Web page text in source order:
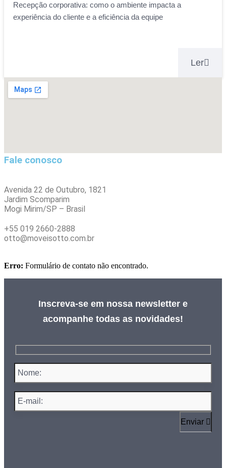
Recepção corporativa: como o ambiente impacta a
experiência do cliente e a eficiência da equipe
Ler
Fale conosco
Avenida 22 de Outubro, 1821
Jardim Scomparim
Mogi Mirim/SP – Brasil
+55 019 2660-2888
otto@moveisotto.com.br
Erro: Formulário de contato não encontrado.
Inscreva-se em nossa newsletter e
acompanhe todas as novidades!
Enviar